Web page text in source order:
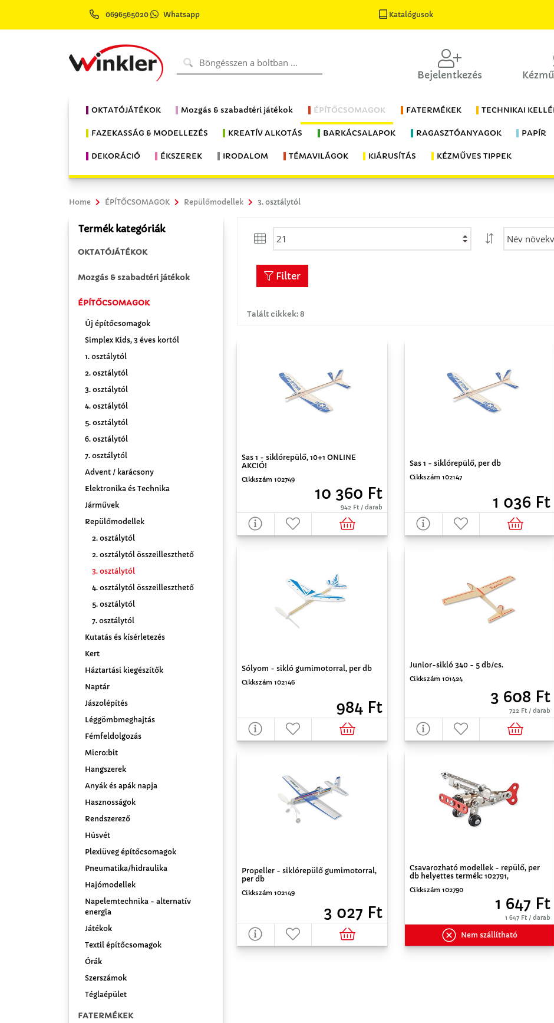
0696565020 Whatsapp Katalógusok
Bejelentkezés
OKTATÓJÁTÉKOK Mozgás & szabadtéri játékok ÉPÍTŐCSOMAGOK FATERMÉKEK TECHNIKAI
FAZEKASSÁG & MODELLEZÉS KREATÍV ALKOTÁS BARKÁCSALAPOK RAGASZTÓANYAGOK PAPÍR
DEKORÁCIÓ ÉKSZEREK IRODALOM TÉMAVILÁGOK KIÁRUSÍTÁS KÉZMŰVES TIPPEK
Home ÉPÍTŐCSOMAGOK Repülőmodellek 3. osztálytól
Termék kategóriák
OKTATÓJÁTÉKOK
Mozgás & szabadtéri játékok
ÉPÍTŐCSOMAGOK
Új építőcsomagok
Simplex Kids, 3 éves kortól
1. osztálytól
2. osztálytól
3. osztálytól
4. osztálytól
5. osztálytól
6. osztálytól
7. osztálytól
Advent / karácsony
Elektronika és Technika
Járművek
Repülőmodellek
2. osztálytól
2. osztálytól összeilleszthető
3. osztálytól
4. osztálytól összeilleszthető
5. osztálytól
7. osztálytól
Kutatás és kísérletezés
Kert
Háztartási kiegészítők
Naptár
Jászolépítés
Léggömbmeghajtás
Fémfeldolgozás
Micro:bit
Hangszerek
Anyák és apák napja
Hasznosságok
Rendszerező
Húsvét
Plexiüveg építőcsomagok
Pneumatika/hidraulika
Hajómodellek
Napelemtechnika - alternatív
energia
Játékok
Textil építőcsomagok
Órák
Szerszámok
Téglaépület
FATERMÉKEK
Talált cikkek: 8
Filter
Sas 1 - siklórepülő, 10+1 ONLINE
AKCIÓ!
Cikkszám 102749
10 360 Ft
942 Ft / darab
Sas 1 - siklórepülő, per db
Cikkszám 102147
1 036 Ft
Sólyom - sikló gumimotorral, per db
Cikkszám 102146
984 Ft
Junior-sikló 340 - 5 db/cs.
Cikkszám 101424
3 608 Ft
722 Ft / darab
Propeller - siklórepülő gumimotorral,
per db
Cikkszám 102149
3 027 Ft
Csavarozható modellek - repülő, per
db helyettes termék: 102791,
Cikkszám 102790
1 647 Ft
1 647 Ft / darab
Nem szállítható